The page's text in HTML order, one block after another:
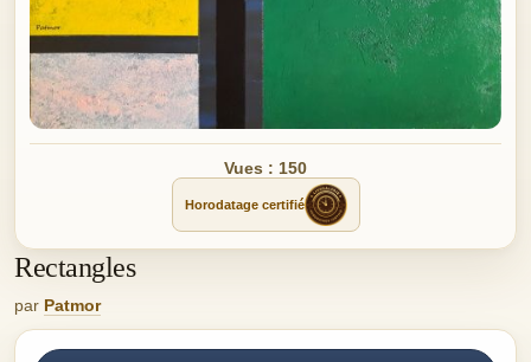
Vues : 150
Horodatage certifié
Rectangles
par Patmor